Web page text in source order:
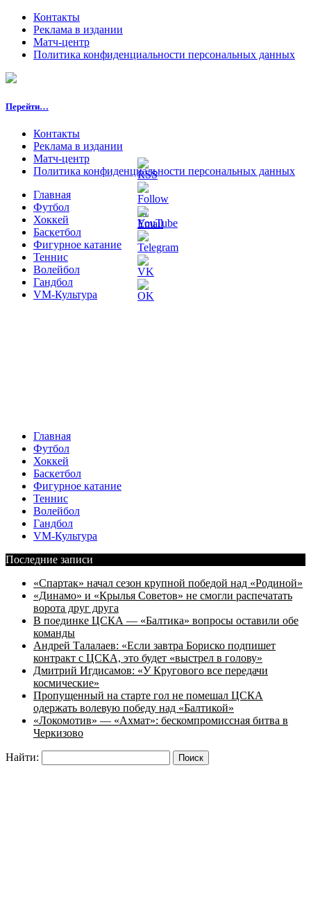
Контакты
Реклама в издании
Матч-центр
Политика конфиденциальности персональных данных
Перейти…
Контакты
Реклама в издании
Матч-центр
Политика конфиденциальности персональных данных
Главная
Футбол
Хоккей
Баскетбол
Фигурное катание
Теннис
Волейбол
Гандбол
VM-Культура
Главная
Футбол
Хоккей
Баскетбол
Фигурное катание
Теннис
Волейбол
Гандбол
VM-Культура
Последние записи
«Спартак» начал сезон крупной победой над «Родиной»
«Динамо» и «Крылья Советов» не смогли распечатать
ворота друг друга
В поединке ЦСКА — «Балтика» вопросы оставили обе
команды
Андрей Талалаев: «Если завтра Бориско подпишет
контракт с ЦСКА, это будет «выстрел в голову»
Дмитрий Игдисамов: «У Кругового все передачи
космические»
Пропущенный на старте гол не помешал ЦСКА
одержать волевую победу над «Балтикой»
«Локомотив» — «Ахмат»: бескомпромиссная битва в
Черкизово
Найти: